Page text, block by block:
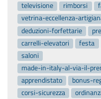
televisione
rimborsi
vetrina-eccellenza-
deduzioni-forfettarie
carrelli-elevatori
festa
saloni
made-in-italy-al-via-il-
apprendistato
bonus-
corsi-sicurezza